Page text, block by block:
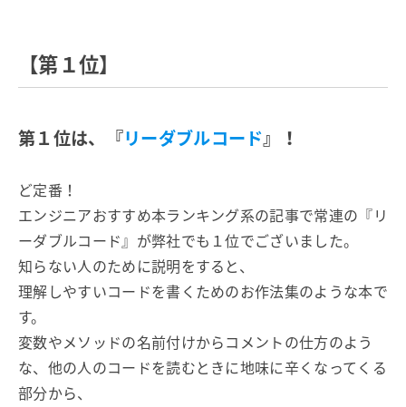
【第１位】
第１位は、『リーダブルコード』！
ど定番！
エンジニアおすすめ本ランキング系の記事で常連の『リ
ーダブルコード』が弊社でも１位でございました。
知らない人のために説明をすると、
理解しやすいコードを書くためのお作法集のような本で
す。
変数やメソッドの名前付けからコメントの仕方のよう
な、他の人のコードを読むときに地味に辛くなってくる
部分から、